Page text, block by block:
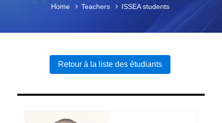
Home Teachers ISSEA students
Retour à la liste des étudiants